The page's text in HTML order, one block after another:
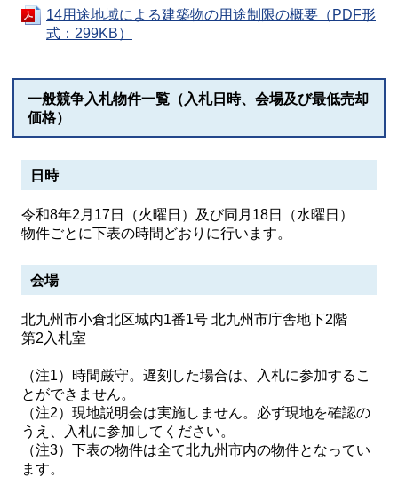
14用途地域による建築物の用途制限の概要（PDF形
式：299KB）
一般競争入札物件一覧（入札日時、会場及び最低売却
価格）
日時
令和8年2月17日（火曜日）及び同月18日（水曜日）
物件ごとに下表の時間どおりに行います。
会場
北九州市小倉北区城内1番1号 北九州市庁舎地下2階
第2入札室
（注1）時間厳守。遅刻した場合は、入札に参加するこ
とができません。
（注2）現地説明会は実施しません。必ず現地を確認の
うえ、入札に参加してください。
（注3）下表の物件は全て北九州市内の物件となってい
ます。